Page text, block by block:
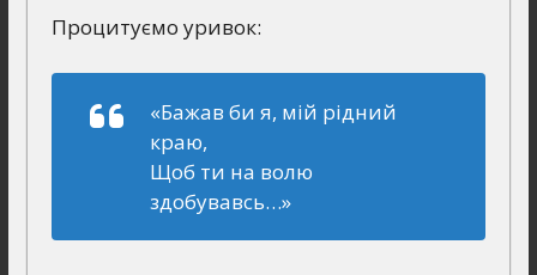
Процитуємо уривок:
«Бажав би я, мій рідний
краю,
Щоб ти на волю
здобувавсь…»